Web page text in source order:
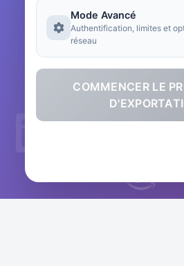
Mode Avancé
Authentification, limites et
réseau
COMMENCER LE